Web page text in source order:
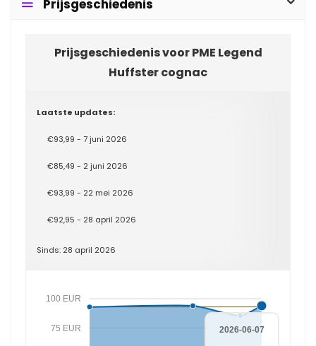
Prijsgeschiedenis
Prijsgeschiedenis voor PME Legend
Huffster cognac
Laatste updates:
€93,99 - 7 juni 2026
€85,49 - 2 juni 2026
€93,99 - 22 mei 2026
€92,95 - 28 april 2026
Sinds: 28 april 2026
75 EUR
100 EUR
2026-06-07